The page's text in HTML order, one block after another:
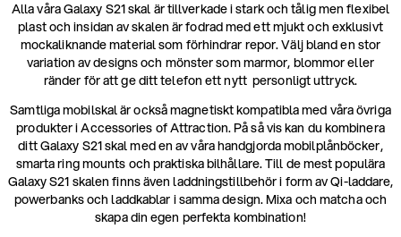
Alla våra Galaxy S21 skal är tillverkade i stark och tålig men flexibel
plast och insidan av skalen är fodrad med ett mjukt och exklusivt
mockaliknande material som förhindrar repor. Välj bland en stor
variation av designs och mönster som marmor, blommor eller
ränder för att ge ditt telefon ett nytt personligt uttryck.
Samtliga mobilskal är också magnetiskt kompatibla med våra övriga
produkter i Accessories of Attraction. På så vis kan du kombinera
ditt Galaxy S21 skal med en av våra handgjorda mobilplånböcker,
smarta ring mounts och praktiska bilhållare. Till de mest populära
Galaxy S21 skalen finns även laddningstillbehör i form av Qi-laddare,
powerbanks och laddkablar i samma design. Mixa och matcha och
skapa din egen perfekta kombination!